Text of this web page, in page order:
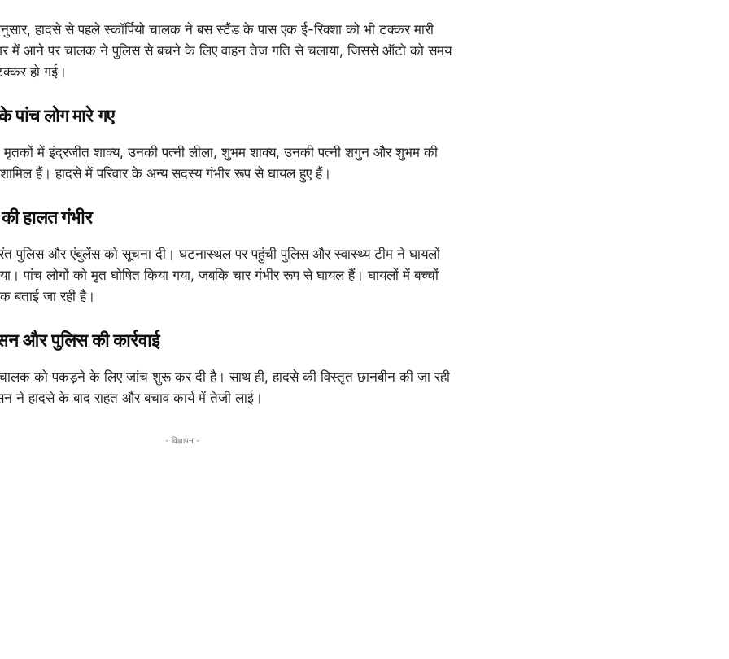
हादसे से पहले स्कॉर्पियो चालक ने बस स्टैंड के पास एक ई-रिक्शा को भी टक्कर मारी
में आने पर चालक ने पुलिस से बचने के लिए वाहन तेज गति से चलाया, जिससे ऑटो को समय
हो गई।
पांच लोग मारे गए
मृतकों में इंद्रजीत शाक्य, उनकी पत्नी लीला, शुभम शाक्य, उनकी पत्नी शगुन और शुभम की
हैं। हादसे में परिवार के अन्य सदस्य गंभीर रूप से घायल हुए हैं।
हालत गंभीर
पुलिस और एंबुलेंस को सूचना दी। घटनास्थल पर पहुंची पुलिस और स्वास्थ्य टीम ने घायलों
पांच लोगों को मृत घोषित किया गया, जबकि चार गंभीर रूप से घायल हैं। घायलों में बच्चों
बताई जा रही है।
और पुलिस की कार्रवाई
चालक को पकड़ने के लिए जांच शुरू कर दी है। साथ ही, हादसे की विस्तृत छानबीन की जा रही
ने हादसे के बाद राहत और बचाव कार्य में तेजी लाई।
- विज्ञापन -